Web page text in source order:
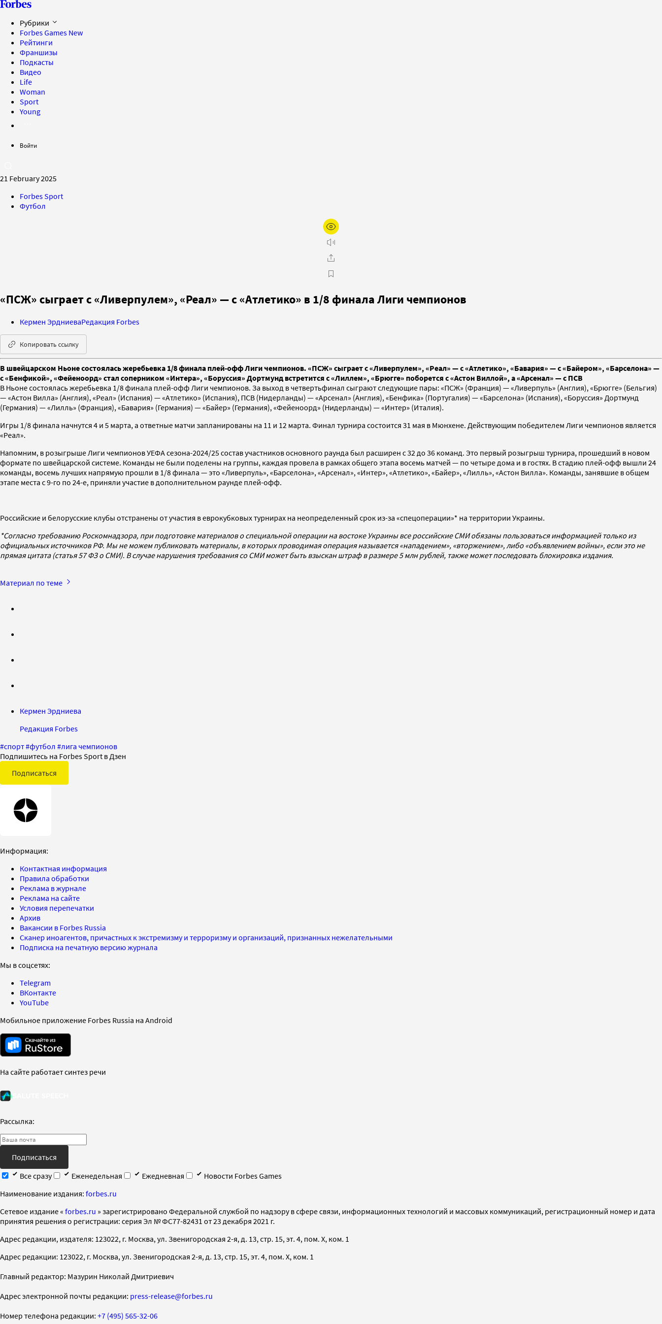
Рубрики
Forbes Games New
Рейтинги
Франшизы
Подкасты
Видео
Life
Woman
Sport
Young
Войти
21 February 2025
Forbes Sport
Футбол
«ПСЖ» сыграет с «Ливерпулем», «Реал» — с «Атлетико» в 1/8 финала Лиги чемпионов
Кермен ЭрдниеваРедакция Forbes
Копировать ссылку
В швейцарском Ньоне состоялась жеребьевка 1/8 финала плей-офф Лиги чемпионов. «ПСЖ» сыграет с «Ливерпулем», «Реал» — с «Атлетико», «Бавария» — с «Байером», «Барселона» —
с «Бенфикой», «Фейеноорд» стал соперником «Интера», «Боруссия» Дортмунд встретится с «Лиллем», «Брюгге» поборется с «Астон Виллой», а «Арсенал» — с ПСВ
В Ньоне состоялась жеребьевка 1/8 финала плей-офф Лиги чемпионов. За выход в четвертьфинал сыграют следующие пары: «ПСЖ» (Франция) — «Ливерпуль» (Англия), «Брюгге» (Бельгия)
— «Астон Вилла» (Англия), «Реал» (Испания) — «Атлетико» (Испания), ПСВ (Нидерланды) — «Арсенал» (Англия), «Бенфика» (Португалия) — «Барселона» (Испания), «Боруссия» Дортмунд
(Германия) — «Лилль» (Франция), «Бавария» (Германия) — «Байер» (Германия), «Фейеноорд» (Нидерланды) — «Интер» (Италия).
Игры 1/8 финала начнутся 4 и 5 марта, а ответные матчи запланированы на 11 и 12 марта. Финал турнира состоится 31 мая в Мюнхене. Действующим победителем Лиги чемпионов является
«Реал».
Напомним, в розыгрыше Лиги чемпионов УЕФА сезона-2024/25 состав участников основного раунда был расширен с 32 до 36 команд. Это первый розыгрыш турнира, прошедший в новом
формате по швейцарской системе. Команды не были поделены на группы, каждая провела в рамках общего этапа восемь матчей — по четыре дома и в гостях. В стадию плей-офф вышли 24
команды, восемь лучших напрямую прошли в 1/8 финала — это «Ливерпуль», «Барселона», «Арсенал», «Интер», «Атлетико», «Байер», «Лилль», «Астон Вилла». Команды, занявшие в общем
этапе места с 9-го по 24-е, приняли участие в дополнительном раунде плей-офф.
Российские и белорусские клубы отстранены от участия в еврокубковых турнирах на неопределенный срок из-за «спецоперации»* на территории Украины.
*Согласно требованию Роскомнадзора, при подготовке материалов о специальной операции на востоке Украины все российские СМИ обязаны пользоваться информацией только из
официальных источников РФ. Мы не можем публиковать материалы, в которых проводимая операция называется «нападением», «вторжением», либо «объявлением войны», если это не
прямая цитата (статья 57 ФЗ о СМИ). В случае нарушения требования со СМИ может быть взыскан штраф в размере 5 млн рублей, также может последовать блокировка издания.
Материал по теме
Кермен Эрдниева
Редакция Forbes
#спорт#футбол #лига чемпионов
Подпишитесь на Forbes Sport в Дзен
Подписаться
Информация:
Контактная информация
Правила обработки
Реклама в журнале
Реклама на сайте
Условия перепечатки
Архив
Вакансии в Forbes Russia
Сканер иноагентов, причастных к экстремизму и терроризму и организаций, признанных нежелательными
Подписка на печатную версию журнала
Мы в соцсетях:
Telegram
ВКонтакте
YouTube
Мобильное приложение Forbes Russia на Android
На сайте работает синтез речи
Рассылка:
Подписаться
Все сразу
Еженедельная Ежедневная
Новости Forbes Games
Наименование издания: forbes.ru
Cетевое издание « forbes.ru » зарегистрировано Федеральной службой по надзору в сфере связи, информационных технологий и массовых коммуникаций, регистрационный номер и дата
принятия решения о регистрации: серия Эл № ФС77-82431 от 23 декабря 2021 г.
Адрес редакции, издателя: 123022, г. Москва, ул. Звенигородская 2-я, д. 13, стр. 15, эт. 4, пом. X, ком. 1
Адрес редакции: 123022, г. Москва, ул. Звенигородская 2-я, д. 13, стр. 15, эт. 4, пом. X, ком. 1
Главный редактор: Мазурин Николай Дмитриевич
Адрес электронной почты редакции: press-release@forbes.ru
Номер телефона редакции: +7 (495) 565-32-06